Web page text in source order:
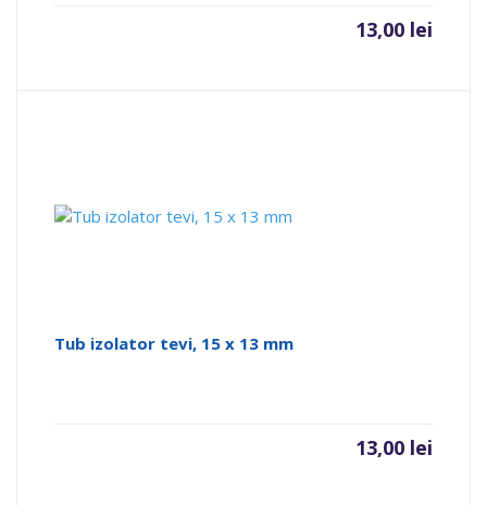
13,00 lei
Tub izolator tevi, 15 x 13 mm
13,00 lei